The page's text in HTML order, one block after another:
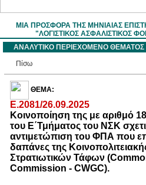
ΜΙΑ ΠΡΟΣΦΟΡΑ ΤΗΣ ΜΗΝΙΑΙΑΣ
"ΛΟΓΙΣΤΙΚΟΣ ΑΣΦΑΛΙΣΤΙΚΟΣ
ΑΝΑΛΥΤΙΚΟ ΠΕΡΙΕΧΟΜΕΝΟ ΘΕΜΑΤΟΣ
Πίσω
ΘΕΜΑ:
Ε.2081/26.09.2025
Κοινοποίηση της με αριθμό
του Ε΄Τμήματος του ΝΣΚ
αντιμετώπιση του ΦΠΑ που
δαπάνες της
Στρατιωτικών Τάφων
Commission - CWGC).